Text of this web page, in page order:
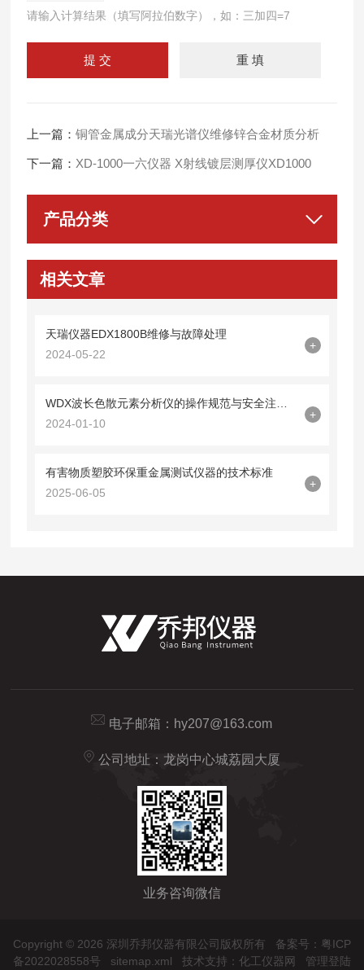
请输入计算结果（填写阿拉伯数字），如：三加四=7
上一篇：铜管金属成分天瑞光谱仪维修锌合金材质分析
下一篇： XD-1000一六仪器 X射线镀层测厚仪XD1000
产品分类
相关文章
天瑞仪器EDX1800B维修与故障处理
2024-05-22
+
2024-01-10
+
有害物质塑胶环保重金属测试仪器的技术标准
2025-06-05
+
电子邮箱： hy207@163.com
公司地址：龙岗中心城荔园大厦
业务咨询微信
Copyright © 2026 深圳乔邦仪器有限公司版权所有 备案号：粤ICP
备2022028558号
sitemap.xml 技术支持： 化工仪器网 管理登陆